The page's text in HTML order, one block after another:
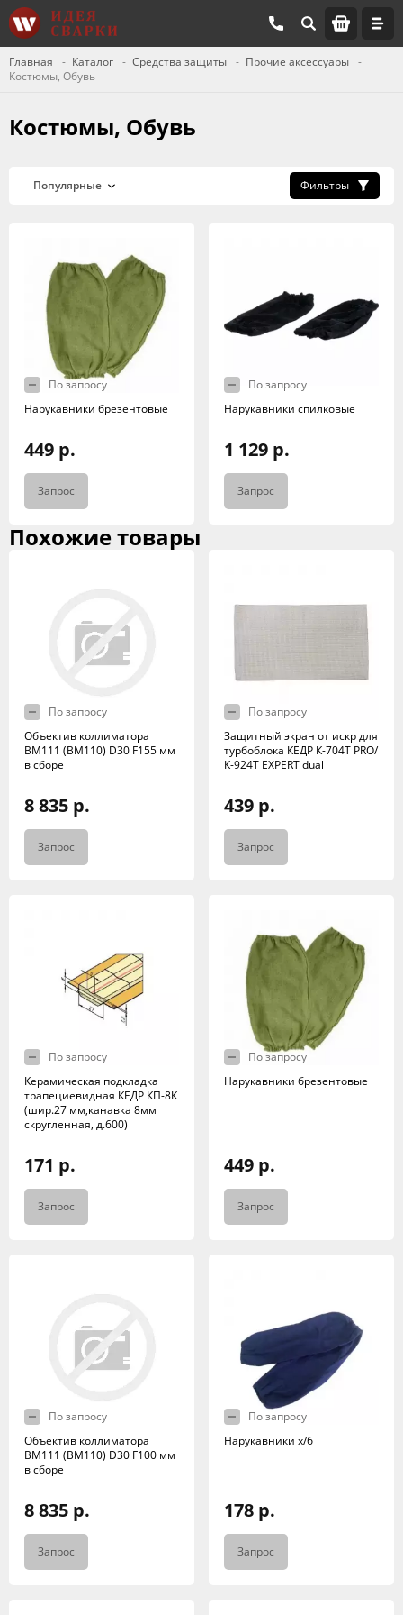
Главная Каталог Средства защиты
Прочие аксессуары
Костюмы, Обувь
Костюмы, Обувь
Фильтры
По запросу
Нарукавники брезентовые
449 р.
Запрос
По запросу
Нарукавники спилковые
1 129 р.
Запрос
Похожие товары
По запросу
Объектив коллиматора
BM111 (BM110) D30 F155 мм
в сборе
8 835 р.
Запрос
По запросу
Защитный экран от искр для
турбоблока КЕДР К-704Т PRO/
К-924T EXPERT dual
439 р.
Запрос
По запросу
Керамическая подкладка
трапециевидная КЕДР КП-8К
(шир.27 мм,канавка 8мм
скругленная, д.600)
171 р.
Запрос
По запросу
Нарукавники брезентовые
449 р.
Запрос
По запросу
Объектив коллиматора
BM111 (BM110) D30 F100 мм
в сборе
8 835 р.
Запрос
По запросу
Нарукавники х/б
178 р.
Запрос